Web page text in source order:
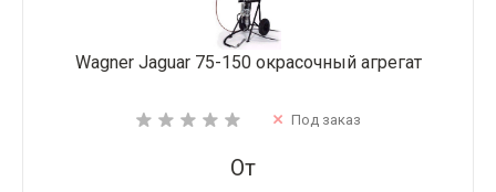
Wagner Jaguar 75-150 окрасочный агрегат
Под заказ
От